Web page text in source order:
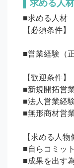
求める人材
■求める人材
【必須条件】
■営業経験（
【歓迎条件】
■新規開拓営
■法人営業経
■無形商材営
【求める人物
■自らコミッ
■成果を出す